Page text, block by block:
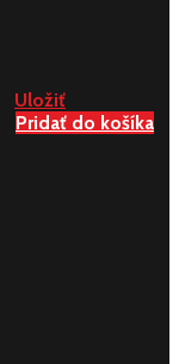
Uložiť
Pridať do košíka